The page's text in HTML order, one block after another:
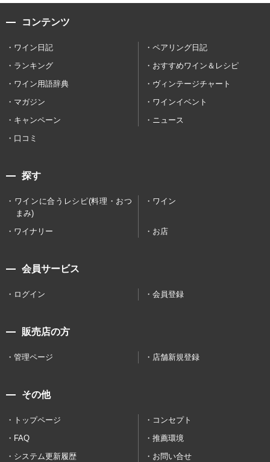
コンテンツ
ワイン日記
ペアリング日記
ランキング
おすすめワイン＆レシピ
ワイン用語辞典
ヴィンテージチャート
マガジン
ワインイベント
キャンペーン
ニュース
口コミ
探す
ワインに合うレシピ(料理・おつ
まみ)
ワイン
ワイナリー お店
会員サービス
ログイン 会員登録
販売店の方
管理ページ 店舗新規登録
その他
トップページ
コンセプト
FAQ
推薦環境
システム更新履歴
お問い合せ